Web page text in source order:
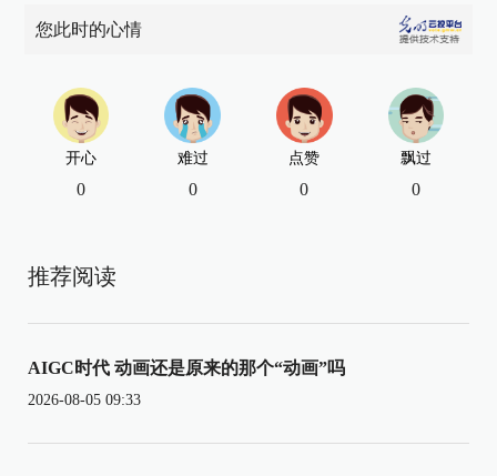
您此时的心情
开心
0
难过
0
点赞
0
飘过
0
推荐阅读
AIGC时代 动画还是原来的那个“动画”吗
2026-08-05 09:33